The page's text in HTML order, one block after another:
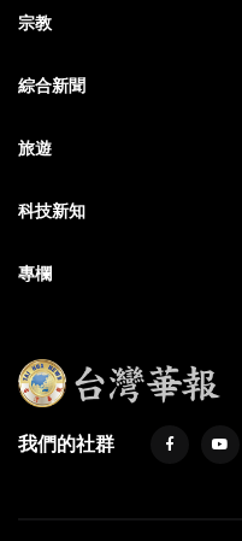
宗教
綜合新聞
旅遊
科技新知
專欄
我們的社群